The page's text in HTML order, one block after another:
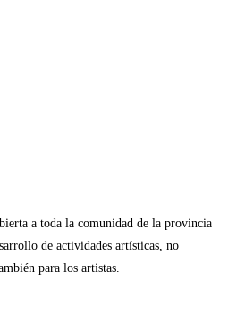
a toda la comunidad de la provincia
de actividades artísticas, no
para los artistas.